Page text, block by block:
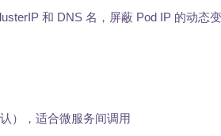
和 DNS 名，屏蔽 Pod IP 的动态
），适合微服务间调用